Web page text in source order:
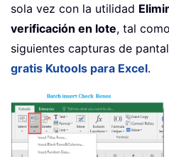
sola vez con la utilidad
verificación en lote, tal
siguientes capturas de
gratis Kutools para Excel.